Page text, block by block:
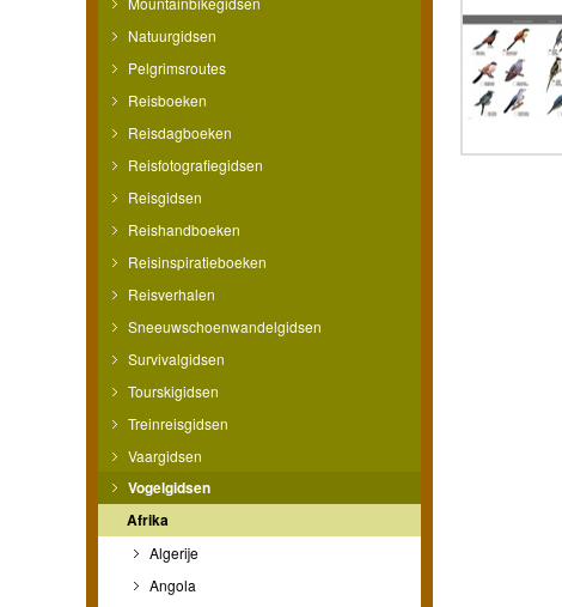
Natuurgidsen
Pelgrimsroutes
Reisboeken
Reisdagboeken
Reisfotografiegidsen
Reisgidsen
Reishandboeken
Reisinspiratieboeken
Reisverhalen
Sneeuwschoenwandelgidsen
Survivalgidsen
Tourskigidsen
Treinreisgidsen
Vaargidsen
Vogelgidsen
Afrika
Algerije
Angola